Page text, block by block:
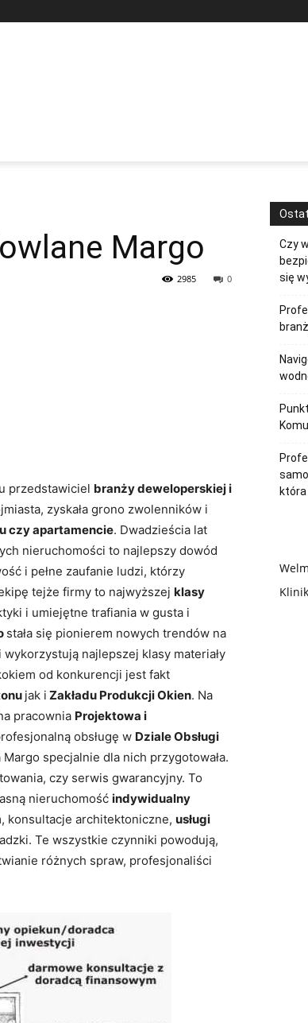
Margo
0
2985
przedstawiciel branży deweloperskiej i
zyskała grono zwolenników i
czy apartamencie. Dwadzieścia lat
nieruchomości to najlepszy dowód
i pełne zaufanie ludzi, którzy
tejże firmy to najwyższej klasy
i umiejętne trafiania w gusta i
stała się pionierem nowych trendów na
najlepszej klasy materiały
od konkurencji jest fakt
jak i Zakładu Produkcji Okien. Na
pracownia Projektowa i
obsługę w Dziale Obsługi
specjalnie dla nich przygotowała.
czy serwis gwarancyjny. To
nieruchomość indywidualny
konsultacje architektoniczne, usługi
Te wszystkie czynniki powodują,
różnych spraw, profesjonaliści
Czy
się